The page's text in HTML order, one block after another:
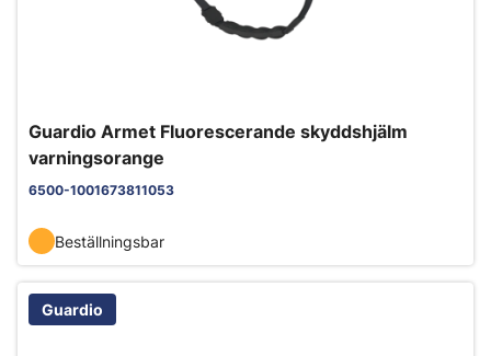
Guardio Armet Fluorescerande skyddshjälm
varningsorange
6500-1001673811053
Beställningsbar
Guardio